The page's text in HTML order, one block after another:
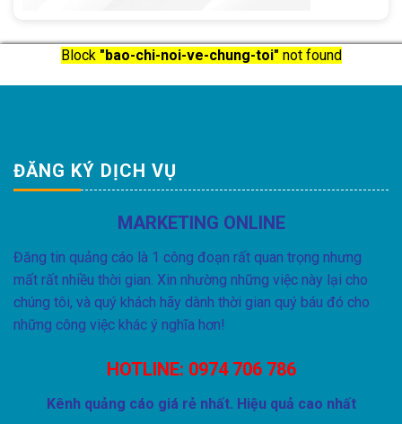
Block "bao-chi-noi-ve-chung-toi" not found
ĐĂNG KÝ DỊCH VỤ
MARKETING ONLINE
Đăng tin quảng cáo là 1 công đoạn rất quan trọng nhưng
mất rất nhiều thời gian. Xin nhường những việc này lại cho
chúng tôi, và quý khách hãy dành thời gian quý báu đó cho
những công việc khác ý nghĩa hơn!
HOTLINE: 0974 706 786
Kênh quảng cáo giá rẻ nhất. Hiệu quả cao nhất